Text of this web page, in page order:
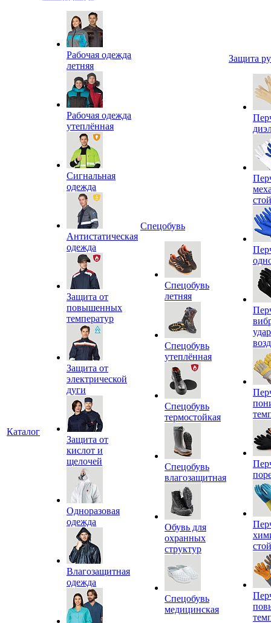
Каталог
Рабочая одежда
летняя
Рабочая одежда
утеплённая
Сигнальная
одежда
Антистатическая
одежда
Защита от
повышенных
температур
Защита от
электрической
дуги
Защита от
кислот и
щелочей
Одноразовая
одежда
Влагозащитная
одежда
Спецобувь
Спецобувь
летняя
Спецобувь
утеплённая
Спецобувь
термостойкая
Спецобувь
влагозащитная
Обувь для
охранных
структур
Спецобувь
медицинская
Защита